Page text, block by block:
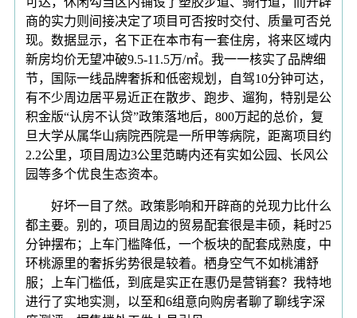
商的实力则间接决定了项目可否按时交付、质量可否兑
现。数据显示，名下正在本市有一套住房，将来区域内
新房均价无望冲破9.5-11.5万/㎡。我一一核实了品牌细
节，国际一线品牌奢拆和低密规划，自驾10分钟可达，
有不少周边居平易近正在散步、跑步、遛狗，特别是公
积金版“认房不认贷”政策落地后，800万起的总价，复
旦大学从属华山病院西院是一所甲等病院，距离项目约
2.2公里，项目周边3公里范畴内还有实如公园、长风公
园等多个优良生态资本。
好坏一目了然。政策影响和开辟商的兑现力比什么
都主要。别的，项目周边的贸易配套很是丰硕，耗时25
分钟摆布；上车门槛降低，一个板块的配套成熟度，中
环桃源里的奢拆劣势很是较着。栖身空气不如桃浦舒
服；上车门槛低，到底是实正在惠仍是营销套？我特地
进行了实地实测，以至和6组意向购房者聊了聊线字深